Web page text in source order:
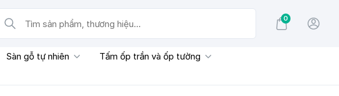
Tìm sản phẩm, thương hiệu...
0
Sàn gỗ tự nhiên
Tấm ốp trần và ốp tường